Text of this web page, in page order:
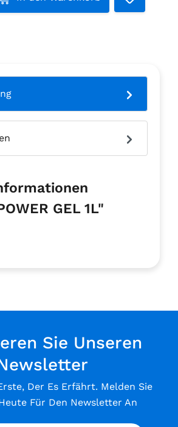
GEL 1L"
Sie Unseren
Der Es Erfährt. Melden Sie
Für Den Newsletter An